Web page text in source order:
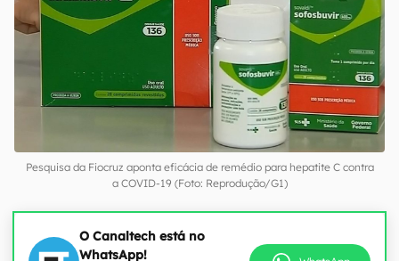
Pesquisa da Fiocruz aponta eficácia de remédio para hepatite C contra
a COVID-19 (Foto: Reprodução/G1)
O Canaltech está no
WhatsApp!